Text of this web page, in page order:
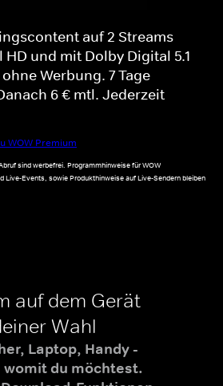
auf 2 Streams
und mit Dolby Digital 5.1
Werbung. 7 Tage
6 € mtl. Jederzeit
WOW Premium
sind werbefrei. Programmhinweise für WOW
Live-Events, sowie Produkthinweise auf Live-Sendern bleiben
auf dem Gerät
Wahl
Laptop, Handy -
du möchtest.